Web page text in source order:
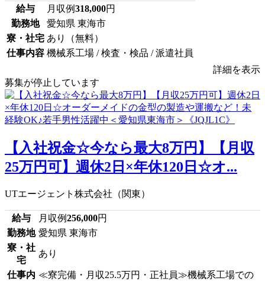
給与 月収例318,000円
勤務地
愛知県 東海市
寮・社宅 あり（無料）
仕事内容 機械系工場 / 検査・検品 / 派遣社員
詳細を表示
募集が停止しています
【入社祝金☆今なら最大8万円】【月収
25万円可】週休2日×年休120日☆オ...
UTエージェント株式会社（関東）
給与 月収例256,000円
勤務地 愛知県 東海市
寮・社
宅
あり
仕事内 ≪寮完備・月収25.5万円・正社員≫機械系工場での